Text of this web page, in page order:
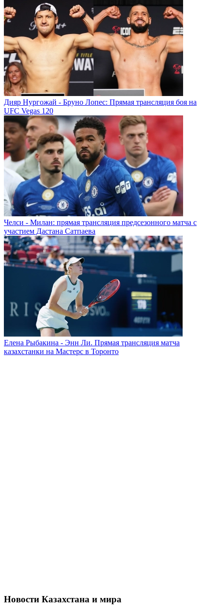
Дияр Нургожай - Бруно Лопес: Прямая трансляция боя на
UFC Vegas 120
Челси - Милан: прямая трансляция предсезонного матча с
участием Дастана Сатпаева
Елена Рыбакина - Энн Ли. Прямая трансляция матча
казахстанки на Мастерс в Торонто
Новости Казахстана и мира